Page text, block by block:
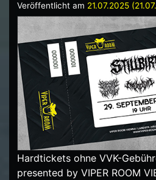
Veröffentlicht am 21.07.2025
Hardtickets ohne VVK-
presented by VIPER ROOM